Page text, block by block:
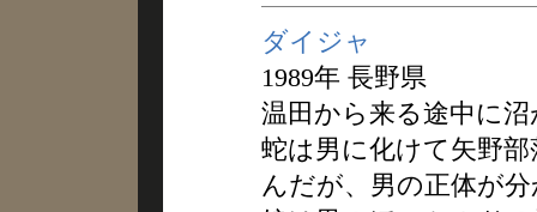
ダイジャ
1989年 長野県
温田から来る途中に
蛇は男に化けて矢野
んだが、男の正体が